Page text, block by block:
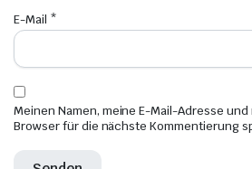
E-Mail *
Meinen Namen, meine E-Mail-Adresse
Browser für die nächste Kommentierung